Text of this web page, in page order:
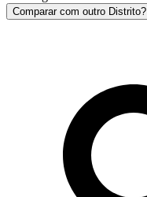
Comparar com outro Distrito?